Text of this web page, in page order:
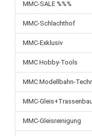
MMC-SALE %%%
MMC-Schlachthof
MMC-Exklusiv
MMC Hobby-Tools
MMC Modellbahn-
MMC-Gleis+Trassenbau
MMC-Gleisreinigung